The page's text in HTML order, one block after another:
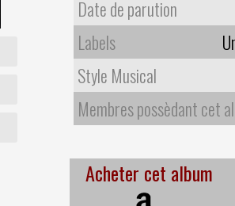
Date de parution
Labels
Style Musical
Membres possèdant cet
Acheter cet album